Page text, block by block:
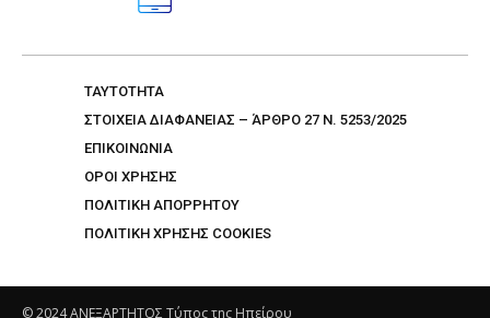
TAYTOTHTA
ΣΤΟΙΧΕΙΑ ΔΙΑΦΑΝΕΙΑΣ – ΆΡΘΡΟ 27 Ν. 5253/2025
ΕΠΙΚΟΙΝΩΝΙΑ
ΟΡΟΙ ΧΡΗΣΗΣ
ΠΟΛΙΤΙΚΗ ΑΠΟΡΡΗΤΟΥ
ΠΟΛΙΤΙΚΗ ΧΡΗΣΗΣ COOKIES
© 2024 ΑΝΕΞΑΡΤΗΤΟΣ Τύπος της Ηπείρου